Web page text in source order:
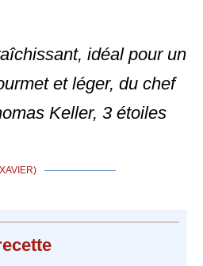
idéal pour un
et léger, du chef
Keller, 3 étoiles